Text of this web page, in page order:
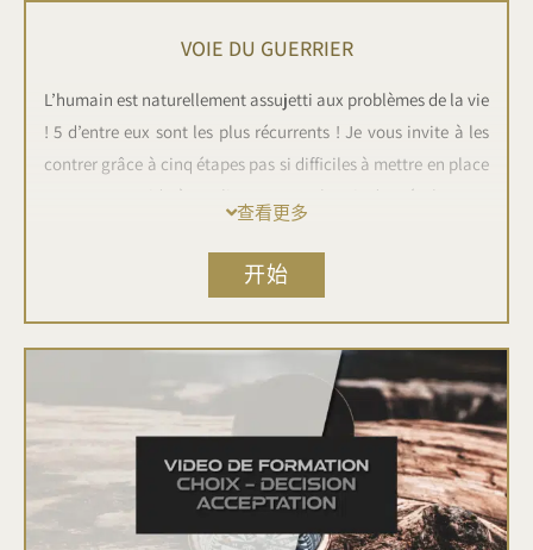
VOIE DU GUERRIER
L’humain est naturellement assujetti aux problèmes de la vie
! 5 d’entre eux sont les plus récurrents ! Je vous invite à les
contrer grâce à cinq étapes pas si difficiles à mettre en place
et surtout rapide à appliquer pour obtenir des résultats en
Découvrez les 5 piliers humains, et la méthode 60/40-40/60.
Apprenez à utiliser votre pire défaut comme moyen
exponentiel à votre propre réussite ! Comprenez le principe
et les enjeux du choix et de la décision. Et enfin, prenez
conscience de l’importance du Temps, très grosse
查看更多
开始